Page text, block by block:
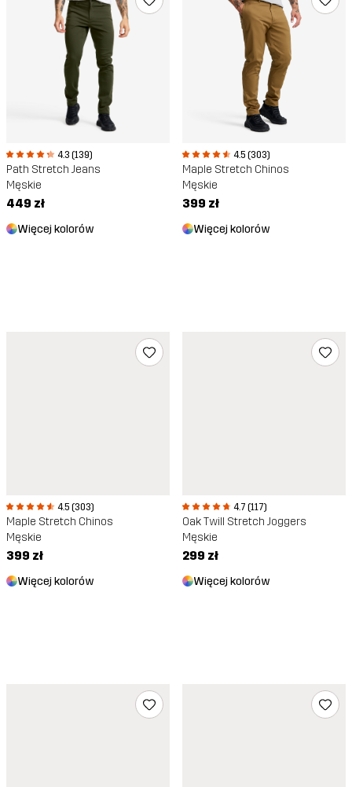
4.3 (139)
Path Stretch Jeans
Męskie
449 zł
Więcej kolorów
4.5 (303)
Maple Stretch Chinos
Męskie
399 zł
Więcej kolorów
4.5 (303)
Maple Stretch Chinos
Męskie
399 zł
Więcej kolorów
4.7 (117)
Oak Twill Stretch Joggers
Męskie
299 zł
Więcej kolorów